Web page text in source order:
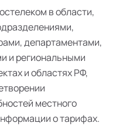
в области,
департаментами,
и региональными
и областях РФ,
местного
о тарифах.